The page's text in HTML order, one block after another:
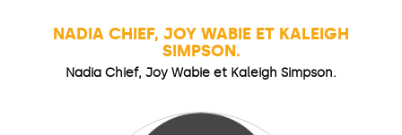
NADIA CHIEF, JOY WABIE ET KALEIGH
SIMPSON.
Nadia Chief, Joy Wabie et Kaleigh Simpson.